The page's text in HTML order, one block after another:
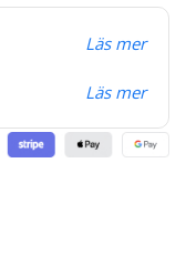
Läs mer
Läs mer